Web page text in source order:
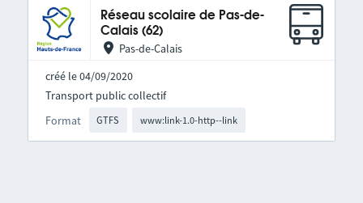
Réseau scolaire de Pas-de-
Calais (62)
Pas-de-Calais
créé le 04/09/2020
Format GTFS www:link-1.0-http--link
Transport public collectif